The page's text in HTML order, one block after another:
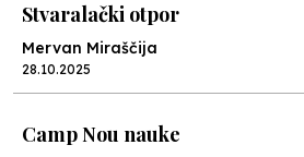
Stvaralački otpor
Mervan Miraščija
28.10.2025
Camp Nou nauke